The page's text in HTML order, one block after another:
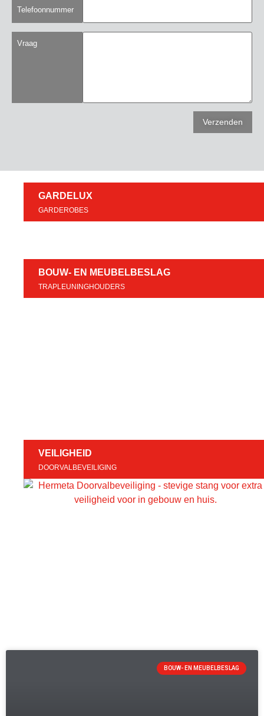
Telefoonnummer
Vraag
GARDELUX
GARDEROBES
BOUW- EN MEUBELBESLAG
TRAPLEUNINGHOUDERS
VEILIGHEID
DOORVALBEVEILIGING
BOUW- EN MEUBELBESLAG